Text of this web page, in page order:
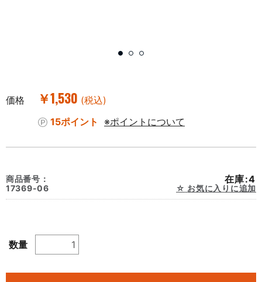
価格 ￥1,530 (税込)
15ポイント
※ポイントについて
商品番号：
17369-06
在庫:4
お気に入りに追加
数量